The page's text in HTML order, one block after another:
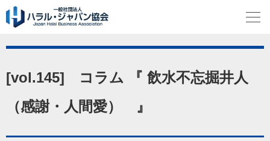
[vol.145] コラム 『 飲水不忘掘井人
（感謝・人間愛） 』